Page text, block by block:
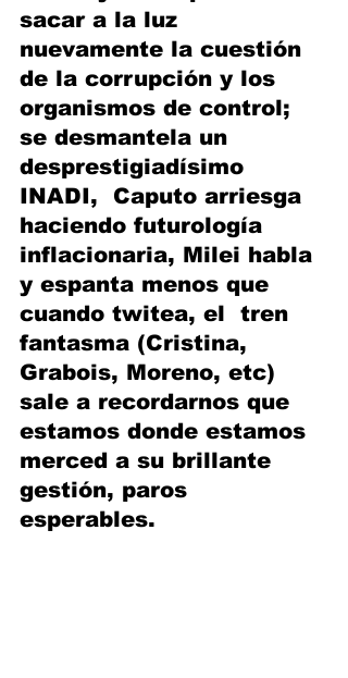
sacar a la luz
nuevamente la cuestión
de la corrupción y los
organismos de control;
se desmantela un
desprestigiadísimo
INADI,  Caputo arriesga
haciendo futurología
inflacionaria, Milei habla
y espanta menos que
cuando twitea, el  tren
fantasma (Cristina,
Grabois, Moreno, etc)
sale a recordarnos que
estamos donde estamos
merced a su brillante
gestión, paros
esperables.